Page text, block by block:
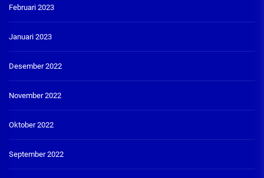
Februari 2023
Januari 2023
Desember 2022
November 2022
Oktober 2022
September 2022